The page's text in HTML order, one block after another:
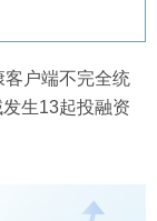
客户端不完全统
生13起投融资